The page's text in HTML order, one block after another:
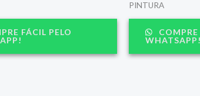
FÁCIL PELO
PINTURA
COMPRE
WHATSAPP!